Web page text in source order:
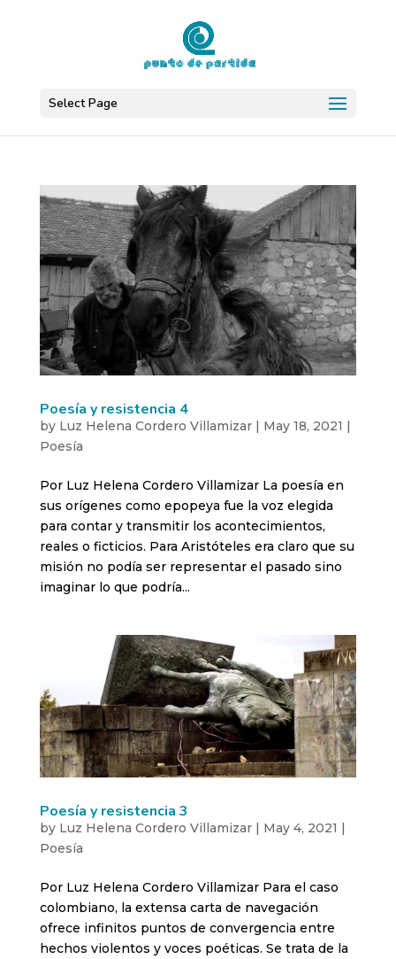
Select Page
Poesía y resistencia 4
by Luz Helena Cordero Villamizar| May 18, 2021 |
Poesía
Por Luz Helena Cordero Villamizar La poesía en
sus orígenes como epopeya fue la voz elegida
para contar y transmitir los acontecimientos,
reales o ficticios. Para Aristóteles era claro que su
misión no podía ser representar el pasado sino
imaginar lo que podría...
Poesía y resistencia 3
by Luz Helena Cordero Villamizar| May 4, 2021 |
Poesía
Por Luz Helena Cordero Villamizar Para el caso
colombiano, la extensa carta de navegación
ofrece infinitos puntos de convergencia entre
hechos violentos y voces poéticas. Se trata de la